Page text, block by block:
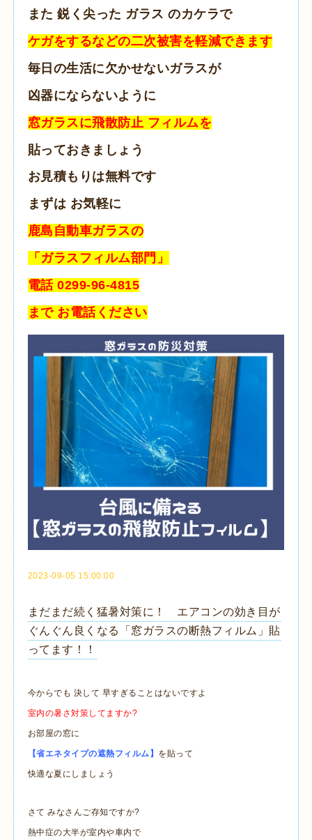
また 鋭く尖った ガラス のカケラで
ケガをするなどの二次被害を軽減できます
毎日の生活に欠かせないガラスが
凶器にならないように
窓ガラスに飛散防止 フィルムを
貼っておきましょう
お見積もりは無料です
まずは お気軽に
鹿島自動車ガラスの
「ガラスフィルム部門」
電話 0299-96-4815
まで お電話ください
2023-09-05 15:00:00
まだまだ続く猛暑対策に！ エアコンの効き目が
ぐんぐん良くなる「窓ガラスの断熱フィルム」貼
ってます！！
今からでも 決して 早すぎることはないですよ
室内の暑さ対策してますか?
お部屋の窓に
【省エネタイプの遮熱フィルム】 を貼って
快適な夏にしましょう
さて みなさんご存知ですか?
熱中症の大半が室内や車内で